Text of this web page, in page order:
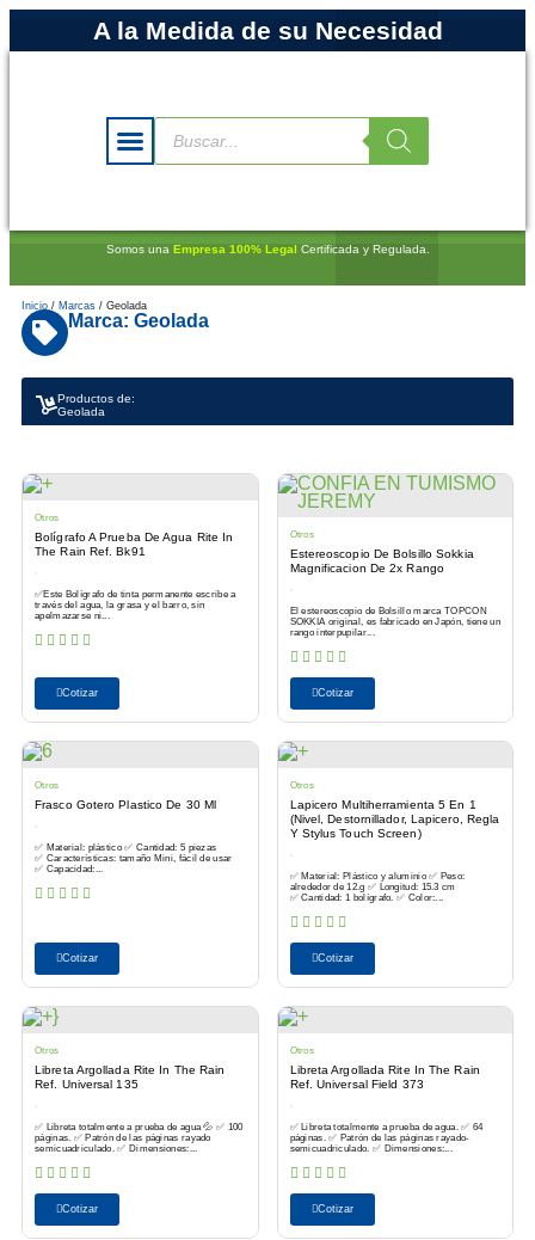
A la Medida de su Necesidad
Somos una Empresa 100% Legal Certificada y Regulada.
Inicio / Marcas / Geolada
Marca: Geolada
Productos de:
Geolada
Otros
Bolígrafo A Prueba De Agua Rite In
The Rain Ref. Bk91
✅Este Bolígrafo de tinta permanente escribe a
través del agua, la grasa y el barro, sin
apelmazarse ni...
Cotizar
Otros
Estereoscopio De Bolsillo Sokkia
Magnificacion De 2x Rango
El estereoscopio de Bolsillo marca TOPCON
SOKKIA original, es fabricado en Japón, tiene un
rango interpupilar...
Cotizar
Otros
Frasco Gotero Plastico De 30 Ml
✅ Material: plástico ✅ Cantidad: 5 piezas
✅ Características: tamaño Mini, fácil de usar
✅ Capacidad:...
Cotizar
Otros
Lapicero Multiherramienta 5 En 1
(Nivel, Destornillador, Lapicero, Regla
Y Stylus Touch Screen)
✅ Material: Plástico y aluminio ✅ Peso:
alrededor de 12.g ✅ Longitud: 15.3 cm
✅ Cantidad: 1 bolígrafo. ✅ Color:...
Cotizar
Otros
Libreta Argollada Rite In The Rain
Ref. Universal 135
✅ Libreta totalmente a prueba de agua 💦 ✅ 100
páginas. ✅ Patrón de las páginas rayado
semicuadriculado. ✅ Dimensiones:...
Cotizar
Otros
Libreta Argollada Rite In The Rain
Ref. Universal Field 373
✅ Libreta totalmente a prueba de agua. ✅ 64
páginas. ✅ Patrón de las páginas rayado-
semicuadriculado. ✅ Dimensiones:...
Cotizar